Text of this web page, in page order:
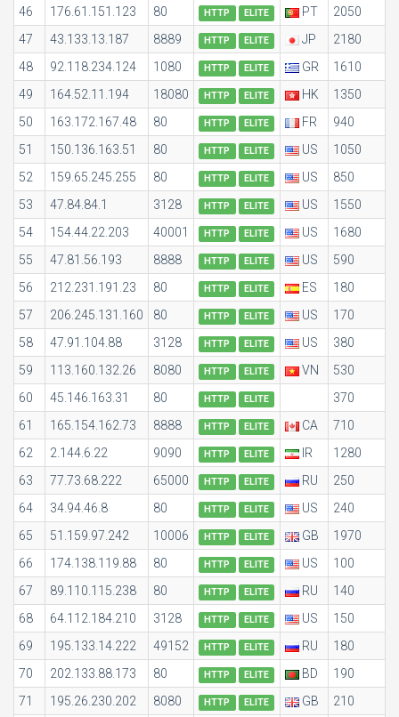
46 176.61.151.123 80 HTTP ELITE PT
2050
47
43.133.13.187 8889 HTTP ELITE JP
2180
48
92.118.234.124 1080 HTTP ELITE GR
1610
49
164.52.11.194 18080 HTTP ELITE HK
1350
50
163.172.167.48 80 HTTP ELITE FR
940
51
150.136.163.51 80 HTTP ELITE US
1050
52
159.65.245.255 80 HTTP ELITE US
850
53
47.84.84.1 3128 HTTP ELITE US
1550
54
154.44.22.203 40001 HTTP ELITE US
1680
55
47.81.56.193 8888 HTTP ELITE US
590
56
212.231.191.23 80 HTTP ELITE ES
180
57
206.245.131.160 80 HTTP ELITE US
170
58
47.91.104.88 3128 HTTP ELITE US
380
59
113.160.132.26 8080 HTTP ELITE VN
530
60
45.146.163.31 80 HTTP ELITE
370
61
165.154.162.73 8888 HTTP ELITE CA
710
62
2.144.6.22 9090 HTTP ELITE IR
1280
63
77.73.68.222 65000 HTTP ELITE RU
250
64
34.94.46.8 80 HTTP ELITE US
240
65
51.159.97.242 10006 HTTP ELITE GB
1970
66
174.138.119.88 80 HTTP ELITE US
100
67
89.110.115.238 80 HTTP ELITE RU
140
68
64.112.184.210 3128 HTTP ELITE US
150
69
195.133.14.222 49152 HTTP ELITE RU
180
70
202.133.88.173 80 HTTP ELITE BD
190
71
195.26.230.202 8080 HTTP ELITE GB
210